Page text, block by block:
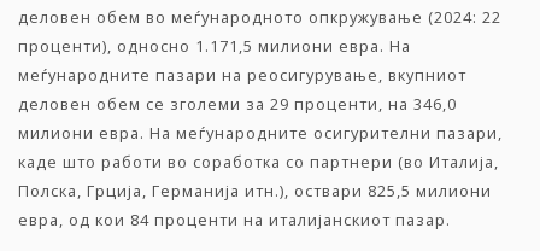
деловен обем во меѓународното опкружување (2024: 22
проценти), односно 1.171,5 милиони евра. На
меѓународните пазари на реосигурување, вкупниот
деловен обем се зголеми за 29 проценти, на 346,0
милиони евра. На меѓународните осигурителни пазари,
каде што работи во соработка со партнери (во Италија,
Полска, Грција, Германија итн.), оствари 825,5 милиони
евра, од кои 84 проценти на италијанскиот пазар.